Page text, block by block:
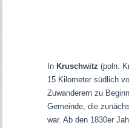
In Kruschwitz (poln.
15 Kilometer südlich
Zuwanderern zu
Gemeinde, die
war. Ab den 1830er